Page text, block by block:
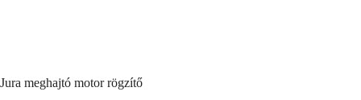
Jura meghajtó motor rögzítő